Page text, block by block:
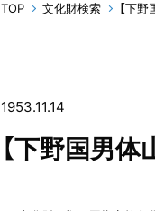
TOP 文化財検索 【下
1953.11.14
【下野国男